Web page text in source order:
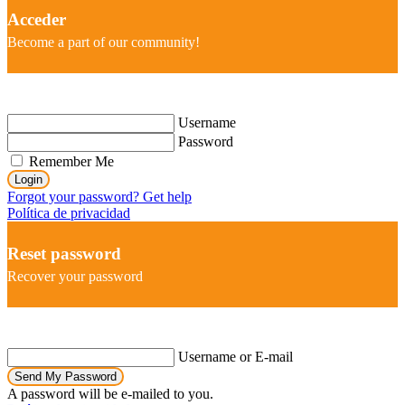
Acceder
Become a part of our community!
Username
Password
Remember Me
Login
Forgot your password? Get help
Política de privacidad
Reset password
Recover your password
Username or E-mail
Send My Password
A password will be e-mailed to you.